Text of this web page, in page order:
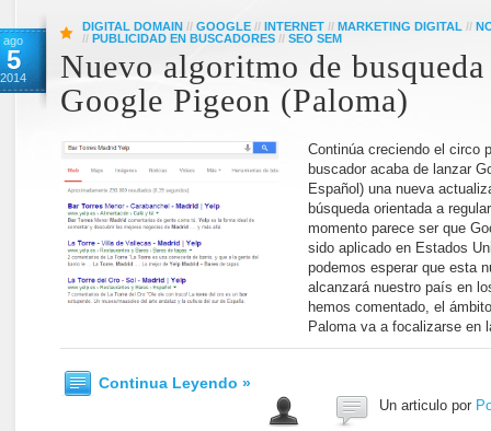
ago
5
2014
DIGITAL DOMAIN // GOOGLE // INTERNET // MARKETING DIGITAL //
// PUBLICIDAD EN BUSCADORES // SEO SEM
Nuevo algoritmo de
Google Pigeon (Paloma)
Continúa creciendo el circo
buscador acaba de lanzar
Español) una nueva
búsqueda orientada a
momento parece ser que
sido aplicado en Estados
podemos esperar que esta
alcanzará nuestro país en
hemos comentado, el
Paloma va a focalizarse
Continua Leyendo »
Un articulo por